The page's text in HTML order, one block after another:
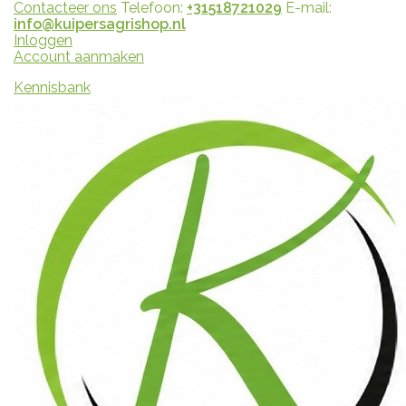
Contacteer ons Telefoon: +31518721029 E-mail:
info@kuipersagrishop.nl
Inloggen
Account aanmaken
Kennisbank